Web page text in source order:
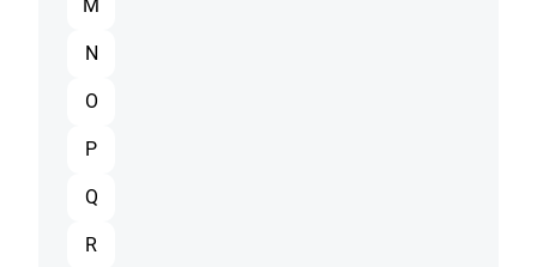
M
N
O
P
Q
R